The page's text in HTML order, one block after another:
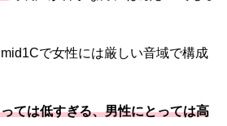
で女性には厳しい音域で構成
ては低すぎる、男性にとっては高